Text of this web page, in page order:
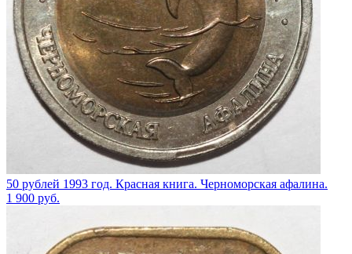
50 рублей 1993 год. Красная книга. Черноморская афалина.
1 900 руб.